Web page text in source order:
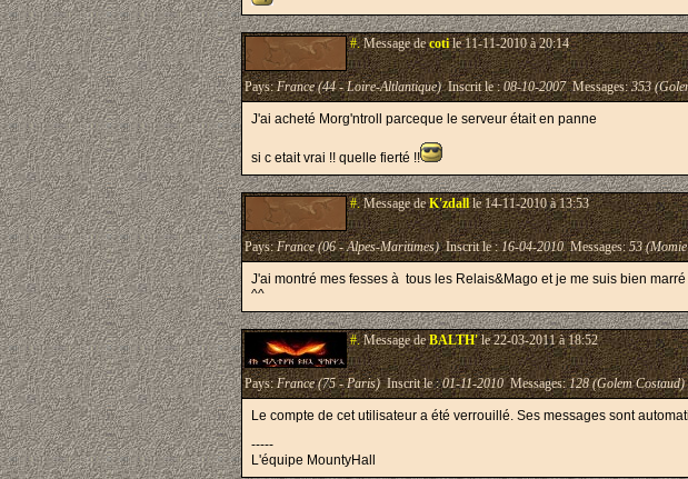
#.Message decotile 11-11-2010 à 20:14
Pays:France (44 - Loire-Altlantique)Inscrit le :08-10-2007Messages:353
J'ai acheté Morg'ntroll parceque le serveur était en panne
si c etait vrai !! quelle fierté !!
#.Message deK'zdallle 14-11-2010 à 13:53
Pays:France (06 - Alpes-Maritimes)Inscrit le :16-04-2010Messages:53
J'ai montré mes fesses à tous les Relais&Mago et je me suis bien marré
^^
#.Message deBALTH'le 22-03-2011 à 18:52
Pays:France (75 - Paris)Inscrit le :01-11-2010Messages:128 (Golem Costaud)
Le compte de cet utilisateur a été verrouillé. Ses messages sont
-----
L'équipe MountyHall